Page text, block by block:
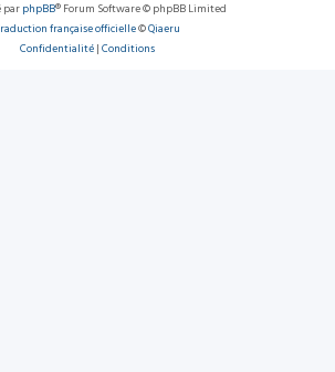
par phpBB® Forum Software © phpBB Limited
française officielle©Qiaeru
Confidentialité | Conditions